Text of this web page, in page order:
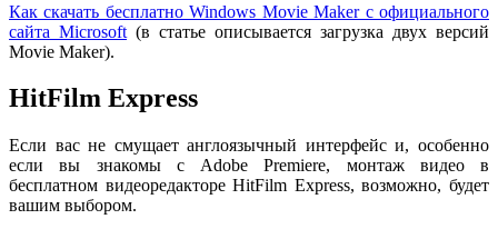
Как скачать бесплатно Windows Movie Maker с официального
сайта Microsoft (в статье описывается загрузка двух версий
Movie Maker).
HitFilm Express
Если вас не смущает англоязычный интерфейс и, особенно
если вы знакомы с Adobe Premiere, монтаж видео в
бесплатном видеоредакторе HitFilm Express, возможно, будет
вашим выбором.